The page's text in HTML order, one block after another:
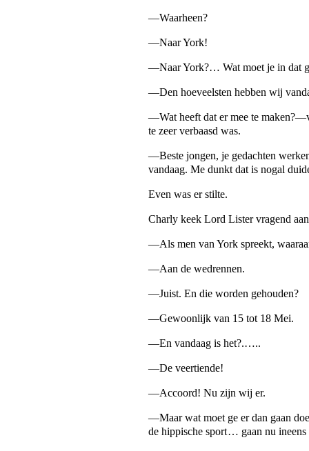
—Waarheen?
—Naar York!
—Naar York?… Wat moet je in dat
—Den hoeveelsten hebben wij
—Wat heeft dat er mee te
te zeer verbaasd was.
—Beste jongen, je gedachten
vandaag. Me dunkt dat is nogal
Even was er stilte.
Charly keek Lord Lister vragend
—Als men van York spreekt,
—Aan de wedrennen.
—Juist. En die worden gehouden?
—Gewoonlijk van 15 tot 18 Mei.
—En vandaag is het?.…..
—De veertiende!
—Accoord! Nu zijn wij er.
—Maar wat moet ge er dan gaan
de hippische sport … gaan nu